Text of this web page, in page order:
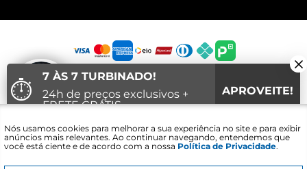
Comércio e Serviços LTDA Avenida Alcacibas Furtado - Canaã -
Nós usamos cookies para melhorar a sua experiência no site e para exibir
anúncios mais relevantes. Ao continuar navegando, entendemos que
você está ciente e de acordo com a nossa Política de Privacidade.
Fale com um
especialista
⏱
7 ÀS 7 TURBINADO!
24h de preços exclusivos +
FRETE GRÁTIS
APROVEITE!
Vai acabar em: 04 10 05